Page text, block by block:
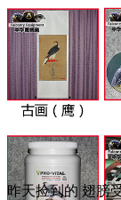
昨天捡到的 翅膀